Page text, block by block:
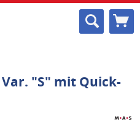
"S" mit Quick-